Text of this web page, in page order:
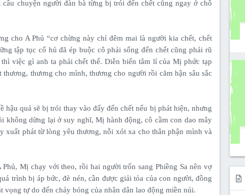
chuyện người đàn bà từng bị trói đến chết cũng ngay ở chỗ
cho A Phủ “cơ chừng này chỉ đêm mai là người kia chết, chết
tập tục cổ hủ đã ép buộc cô phải sống đến chết cũng phải rũ
việc gì anh ta phải chết thế. Diễn biến tâm lí của Mị phức tạp
thương cho mình, thương cho người rồi căm hận sâu sắc
quả sẽ bị trói thay vào đấy đến chết nếu bị phát hiện, nhưng
không dừng lại ở suy nghĩ, Mị hành động, cô cầm con dao mây
xuất phát từ lòng yêu thương, nỗi xót xa cho thân phận mình và
Mị chạy với theo, rồi hai người trốn sang Phiềng Sa nên vợ
trình bị áp bức, đè nén, cần được giải tỏa của con người, đồng
tự do đến cháy bỏng của nhân dân lao động miền núi.